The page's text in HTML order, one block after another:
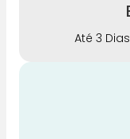
Até 3